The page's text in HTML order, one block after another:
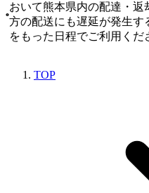
おいて熊本県内の配達・
方の配送にも遅延が発生
をもった日程でご利用くだ
TOP